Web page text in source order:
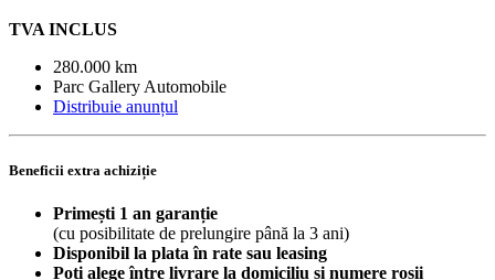
TVA INCLUS
280.000 km
Parc Gallery Automobile
Distribuie anunțul
Beneficii extra achiziție
Primești 1 an garanție
(cu posibilitate de prelungire până la 3 ani)
Disponibil la plata în rate sau leasing
Poți alege între livrare la domiciliu și numere roșii